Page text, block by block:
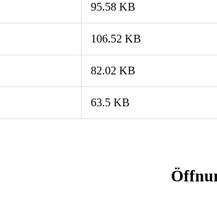
95.58 KB
106.52 KB
82.02 KB
63.5 KB